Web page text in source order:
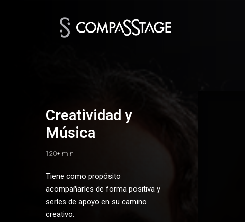
Creatividad y
Música
120+ min
Tiene como propósito
acompañarles de forma positiva y
serles de apoyo en su camino
creativo.